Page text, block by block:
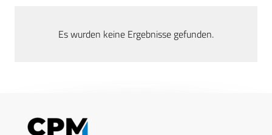
Es wurden keine Ergebnisse gefunden.